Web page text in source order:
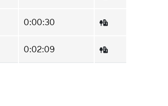
0:00:30
0:02:09